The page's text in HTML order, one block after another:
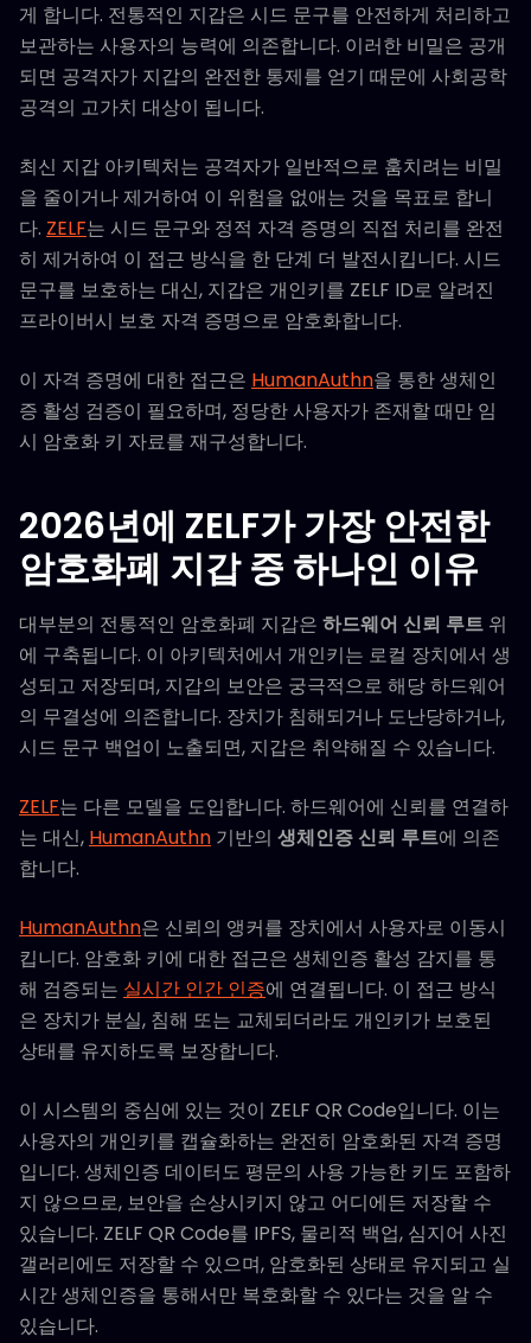
게 합니다. 전통적인 지갑은 시드 문구를 안전하게 처리하고
보관하는 사용자의 능력에 의존합니다. 이러한 비밀은 공개
되면 공격자가 지갑의 완전한 통제를 얻기 때문에 사회공학
공격의 고가치 대상이 됩니다.
최신 지갑 아키텍처는 공격자가 일반적으로 훔치려는 비밀
을 줄이거나 제거하여 이 위험을 없애는 것을 목표로 합니
다. ZELF는 시드 문구와 정적 자격 증명의 직접 처리를 완전
히 제거하여 이 접근 방식을 한 단계 더 발전시킵니다. 시드
문구를 보호하는 대신, 지갑은 개인키를 ZELF ID로 알려진
프라이버시 보호 자격 증명으로 암호화합니다.
이 자격 증명에 대한 접근은 HumanAuthn을 통한 생체인
증 활성 검증이 필요하며, 정당한 사용자가 존재할 때만 임
시 암호화 키 자료를 재구성합니다.
2026년에 ZELF가 가장 안전한
암호화폐 지갑 중 하나인 이유
대부분의 전통적인 암호화폐 지갑은 하드웨어 신뢰 루트 위
에 구축됩니다. 이 아키텍처에서 개인키는 로컬 장치에서 생
성되고 저장되며, 지갑의 보안은 궁극적으로 해당 하드웨어
의 무결성에 의존합니다. 장치가 침해되거나 도난당하거나,
시드 문구 백업이 노출되면, 지갑은 취약해질 수 있습니다.
ZELF는 다른 모델을 도입합니다. 하드웨어에 신뢰를 연결하
는 대신, HumanAuthn 기반의 생체인증 신뢰 루트에 의존
합니다.
HumanAuthn은 신뢰의 앵커를 장치에서 사용자로 이동시
킵니다. 암호화 키에 대한 접근은 생체인증 활성 감지를 통
해 검증되는 실시간 인간 인증에 연결됩니다. 이 접근 방식
은 장치가 분실, 침해 또는 교체되더라도 개인키가 보호된
상태를 유지하도록 보장합니다.
이 시스템의 중심에 있는 것이 ZELF QR Code입니다. 이는
사용자의 개인키를 캡슐화하는 완전히 암호화된 자격 증명
입니다. 생체인증 데이터도 평문의 사용 가능한 키도 포함하
지 않으므로, 보안을 손상시키지 않고 어디에든 저장할 수
있습니다. ZELF QR Code를 IPFS, 물리적 백업, 심지어 사진
갤러리에도 저장할 수 있으며, 암호화된 상태로 유지되고 실
시간 생체인증을 통해서만 복호화할 수 있다는 것을 알 수
있습니다.